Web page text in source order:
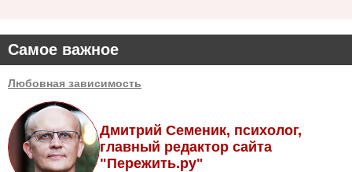
Самое важное
Любовная зависимость
Дмитрий Семеник, психолог,
главный редактор сайта
"Пережить.ру"